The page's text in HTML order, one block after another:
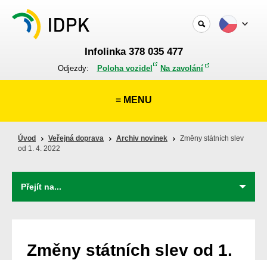
Infolinka 378 035 477
Odjezdy: Poloha vozidel Na zavolání
≡ MENU
Úvod Veřejná doprava Archiv novinek
Změny státních slev
od 1. 4. 2022
Změny státních slev od 1.